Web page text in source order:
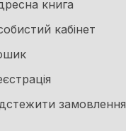
книга
кабінет
замовлення